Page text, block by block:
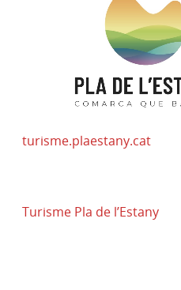
turisme.plaestany.cat
Turisme Pla de l’Estany